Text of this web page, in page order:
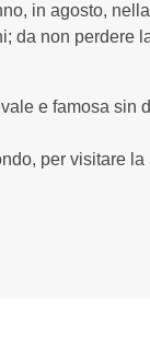
in agosto,
da non perdere
e famosa sin
per visitare